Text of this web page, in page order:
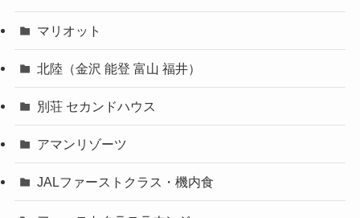
マリオット
北陸（金沢 能登 富山 福井）
別荘 セカンドハウス
アマンリゾーツ
JALファーストクラス・機内食